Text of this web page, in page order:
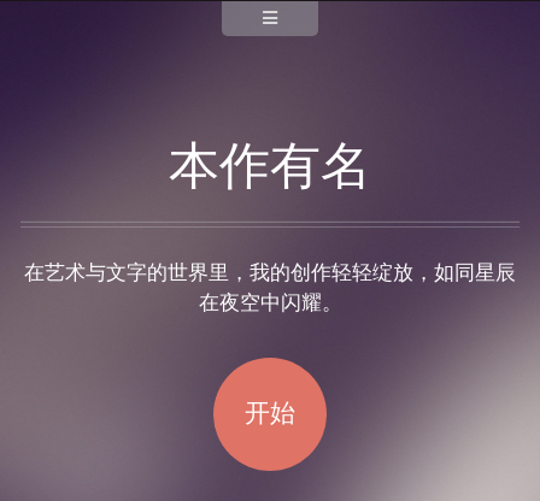
本作有名
在艺术与文字的世界里，我的创作轻轻绽放，如同星辰
在夜空中闪耀。
开始